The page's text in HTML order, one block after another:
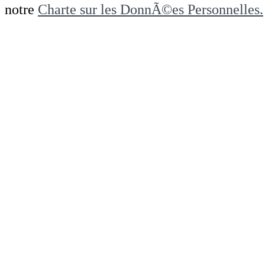
notre Charte sur les DonnÃ©es Personnelles.